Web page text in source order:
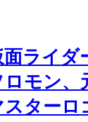
面ライダ
ロモン、
スターロ